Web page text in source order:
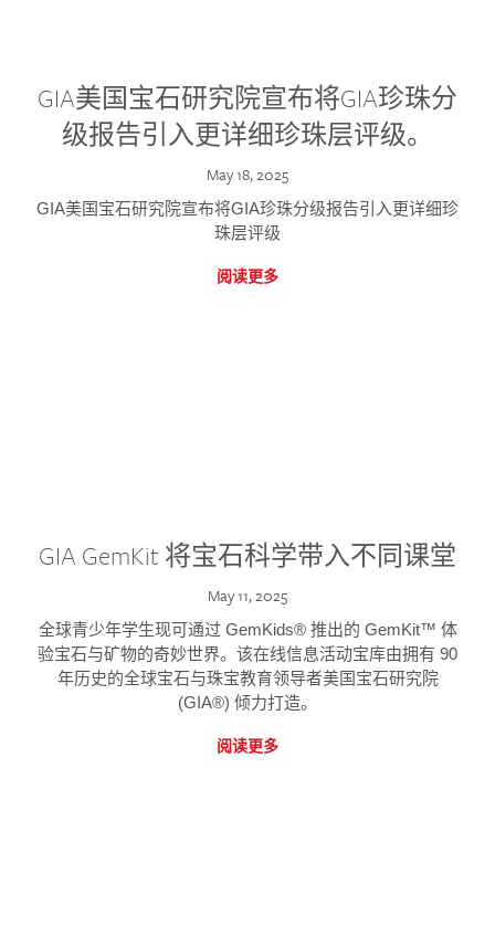
GIA美国宝石研究院宣布将GIA珍珠分
级报告引入更详细珍珠层评级。
May 18, 2025
GIA美国宝石研究院宣布将GIA珍珠分级报告引入更详细珍
珠层评级
阅读更多
GIA GemKit 将宝石科学带入不同课堂
May 11, 2025
全球青少年学生现可通过 GemKids® 推出的 GemKit™ 体
验宝石与矿物的奇妙世界。该在线信息活动宝库由拥有 90
年历史的全球宝石与珠宝教育领导者美国宝石研究院
(GIA®) 倾力打造。
阅读更多